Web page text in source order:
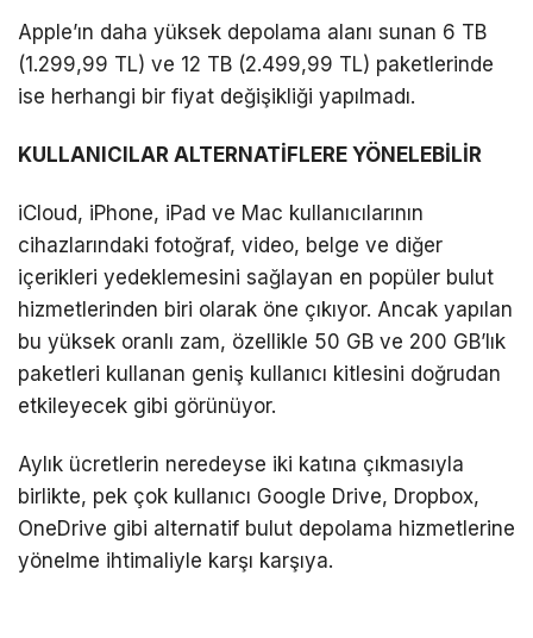
Apple’ın daha yüksek depolama alanı sunan 6 TB
(1.299,99 TL) ve 12 TB (2.499,99 TL) paketlerinde
ise herhangi bir fiyat değişikliği yapılmadı.
KULLANICILAR ALTERNATİFLERE YÖNELEBİLİR
iCloud, iPhone, iPad ve Mac kullanıcılarının
cihazlarındaki fotoğraf, video, belge ve diğer
içerikleri yedeklemesini sağlayan en popüler bulut
hizmetlerinden biri olarak öne çıkıyor. Ancak yapılan
bu yüksek oranlı zam, özellikle 50 GB ve 200 GB’lık
paketleri kullanan geniş kullanıcı kitlesini doğrudan
etkileyecek gibi görünüyor.
Aylık ücretlerin neredeyse iki katına çıkmasıyla
birlikte, pek çok kullanıcı Google Drive, Dropbox,
OneDrive gibi alternatif bulut depolama hizmetlerine
yönelme ihtimaliyle karşı karşıya.